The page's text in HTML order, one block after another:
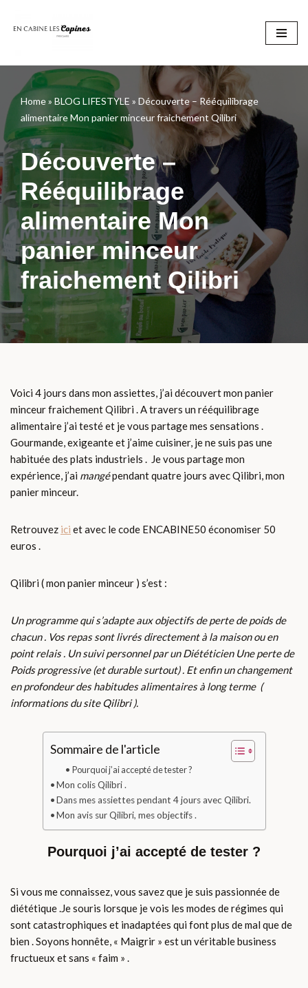
contenu
Home» BLOG LIFESTYLE » Découverte – Rééquilibrage
alimentaire Mon panier minceur fraichement Qilibri
Découverte –
Rééquilibrage
alimentaire Mon
panier minceur
fraichement Qilibri
Voici 4 jours dans mon assiettes, j’ai découvert mon panier
minceur fraichement Qilibri . A travers un rééquilibrage
alimentaire j’ai testé et je vous partage mes sensations .
Gourmande, exigeante et j’aime cuisiner, je ne suis pas une
habituée des plats industriels . Je vous partage mon
expérience, j’ai mangépendant quatre jours avec Qilibri, mon
panier minceur.
Retrouvez ici et avec le code ENCABINE50 économiser 50
euros .
Qilibri ( mon panier minceur ) s’est :
Un programme qui s’adapte aux objectifs de perte de poids de
chacun . Vos repas sont livrés directement à la maison ou en
point relais . Un suivi personnel par un Diététicien Une perte de
Poids progressive (et durable surtout) . Et enfin un changement
en profondeur des habitudes alimentaires à long terme (
informations du site Qilibri ).
Sommaire de l'article
Pourquoi j’ai accepté de tester ?
Mon colis Qilibri .
Dans mes assiettes pendant 4 jours avec Qilibri.
Mon avis sur Qilibri, mes objectifs .
Pourquoi j’ai accepté de tester ?
Si vous me connaissez, vous savez que je suis passionnée de
diététique .Je souris lorsque je vois les modes de régimes qui
sont catastrophiques et inadaptées qui font plus de mal que de
bien . Soyons honnête, « Maigrir » est un véritable business
fructueux et sans « faim » .